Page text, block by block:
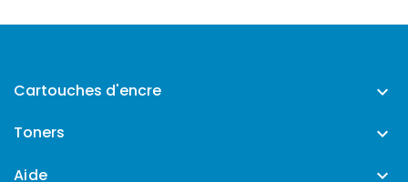
Cartouches d'encre 
Toners 
Aide 